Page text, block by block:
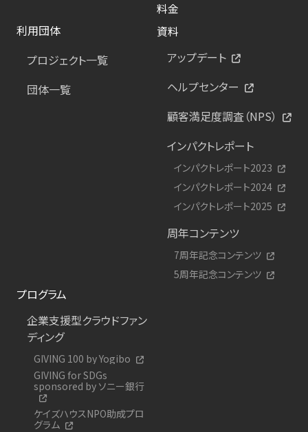
料金
利用団体
プロジェクト一覧
団体一覧
資料
アップデート
ヘルプセンター
顧客満足度調査（NPS）
インパクトレポート
インパクトレポート2023
インパクトレポート2024
インパクトレポート2025
周年コンテンツ
7周年記念コンテンツ
5周年記念コンテンツ
プログラム
企業支援型クラウドファン
ディング
GIVING 100 by Yogibo
GIVING for SDGs
sponsored by ソニー銀行
ケイズハウスNPO助成プロ
グラム